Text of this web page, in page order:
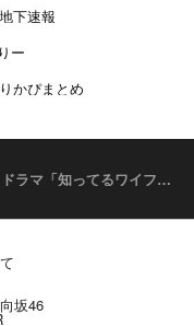
下速報
ー
かぴまとめ
「知ってるワイフ」第9話放送！
坂46